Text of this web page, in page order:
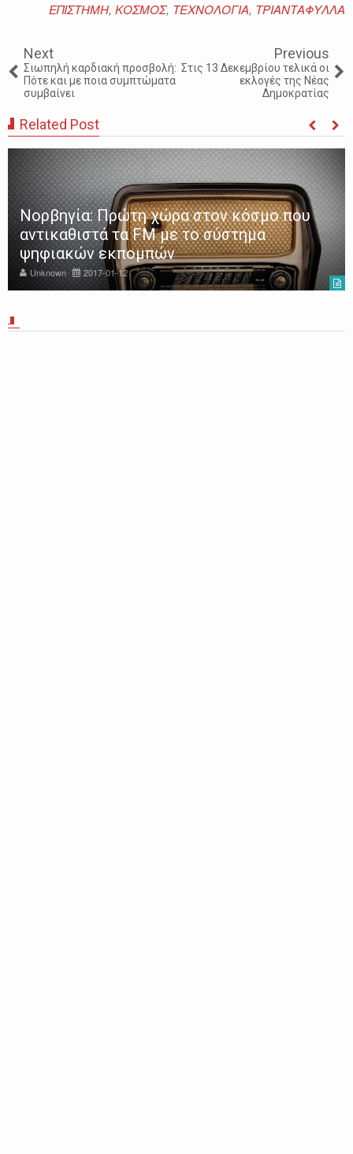
ΕΠΙΣΤΗΜΗ, ΚΟΣΜΟΣ, ΤΕΧΝΟΛΟΓΙΑ, ΤΡΙΑΝΤΑΦΥΛΛΑ
Next
Σιωπηλή καρδιακή προσβολή:
Πότε και με ποια συμπτώματα
συμβαίνει
Previous
Στις 13 Δεκεμβρίου τελικά οι
εκλογές της Νέας
Δημοκρατίας
Related Post
Νορβηγία: Πρώτη χώρα στον κόσμο που
αντικαθιστά τα FM με το σύστημα
ψηφιακών εκπομπών
Unknown 2017-01-12